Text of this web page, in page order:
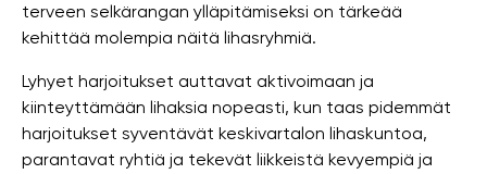
terveen selkärangan ylläpitämiseksi on tärkeää
kehittää molempia näitä lihasryhmiä.
Lyhyet harjoitukset auttavat aktivoimaan ja
kiinteyttämään lihaksia nopeasti, kun taas pidemmät
harjoitukset syventävät keskivartalon lihaskuntoa,
parantavat ryhtiä ja tekevät liikkeistä kevyempiä ja